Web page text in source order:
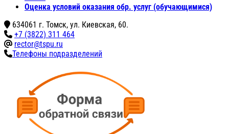
Оценка условий оказания обр. услуг (обучающимися)
634061 г. Томск, ул. Киевская, 60.
+7 (3822) 311 464
rector@tspu.ru
Телефоны подразделений